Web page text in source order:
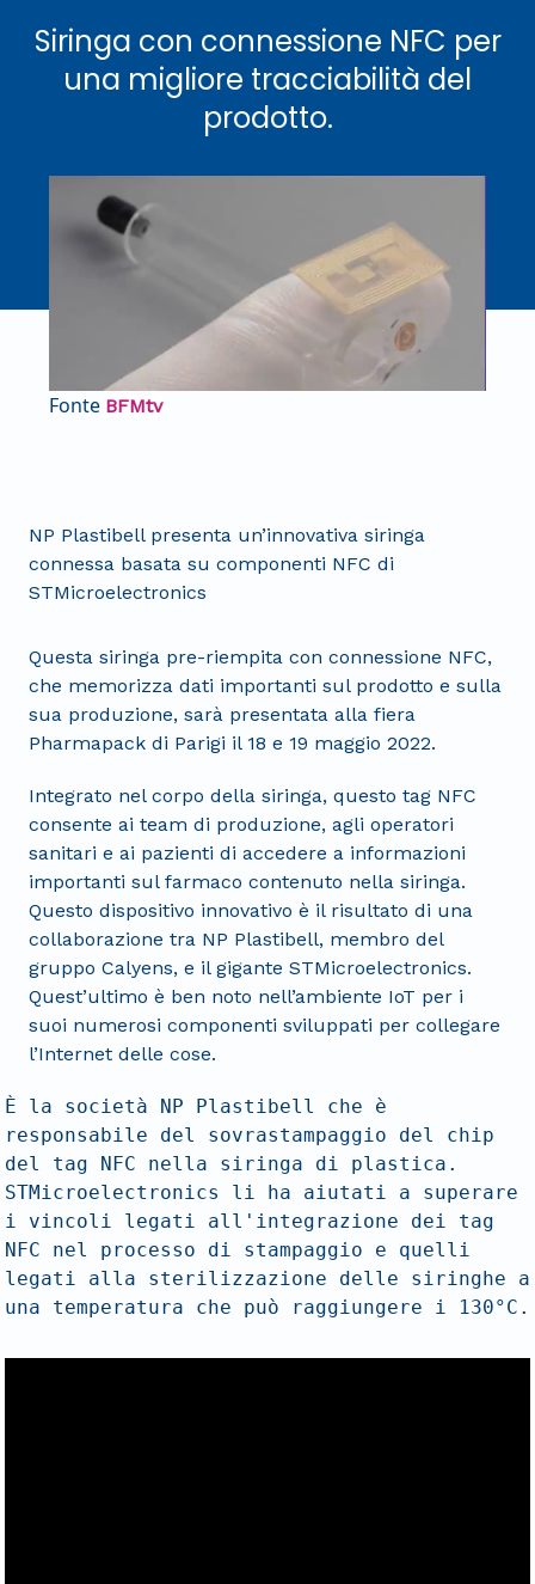
Siringa con connessione NFC per
una migliore tracciabilità del
prodotto.
Fonte BFMtv
NP Plastibell presenta un’innovativa siringa
connessa basata su componenti NFC di
STMicroelectronics
Questa siringa pre-riempita con connessione NFC,
che memorizza dati importanti sul prodotto e sulla
sua produzione, sarà presentata alla fiera
Pharmapack di Parigi il 18 e 19 maggio 2022.
Integrato nel corpo della siringa, questo tag NFC
consente ai team di produzione, agli operatori
sanitari e ai pazienti di accedere a informazioni
importanti sul farmaco contenuto nella siringa.
Questo dispositivo innovativo è il risultato di una
collaborazione tra NP Plastibell, membro del
gruppo Calyens, e il gigante STMicroelectronics.
Quest’ultimo è ben noto nell’ambiente IoT per i
suoi numerosi componenti sviluppati per collegare
l’Internet delle cose.
È la società NP Plastibell che è
responsabile del sovrastampaggio del chip
del tag NFC nella siringa di plastica.
STMicroelectronics li ha aiutati a superare
i vincoli legati all'integrazione dei tag
NFC nel processo di stampaggio e quelli
legati alla sterilizzazione delle siringhe a
una temperatura che può raggiungere i 130°C.